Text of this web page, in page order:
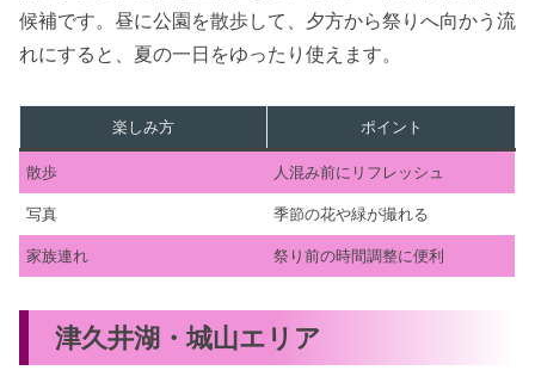
候補です。昼に公園を散歩して、夕方から祭りへ向かう流
れにすると、夏の一日をゆったり使えます。
楽しみ方 ポイント
散歩 人混み前にリフレッシュ
写真 季節の花や緑が撮れる
家族連れ 祭り前の時間調整に便利
津久井湖・城山エリア